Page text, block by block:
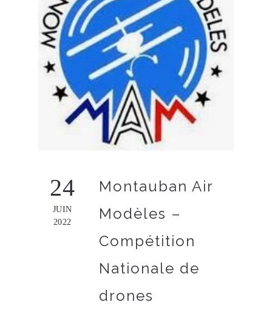
24
JUIN
2022
Montauban Air
Modèles –
Compétition
Nationale de
drones